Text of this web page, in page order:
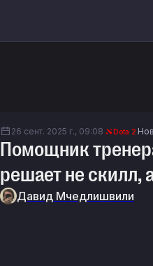
26 сент. 2025 г., 09:08 Dota 2
Помощник
решает не скилл,
Давид Мчедлишвили